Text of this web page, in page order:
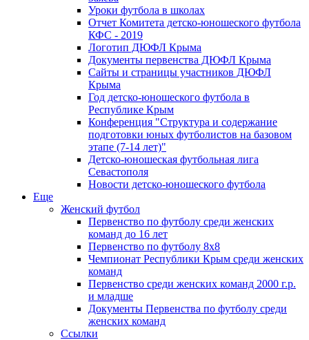
Уроки футбола в школах
Отчет Комитета детско-юношеского футбола
КФС - 2019
Логотип ДЮФЛ Крыма
Документы первенства ДЮФЛ Крыма
Сайты и страницы участников ДЮФЛ
Крыма
Год детско-юношеского футбола в
Республике Крым
Конференция "Структура и содержание
подготовки юных футболистов на базовом
этапе (7-14 лет)"
Детско-юношеская футбольная лига
Севастополя
Новости детско-юношеского футбола
Еще
Женский футбол
Первенство по футболу среди женских
команд до 16 лет
Первенство по футболу 8х8
Чемпионат Республики Крым среди женских
команд
Первенство среди женских команд 2000 г.р.
и младше
Документы Первенства по футболу среди
женских команд
Ссылки